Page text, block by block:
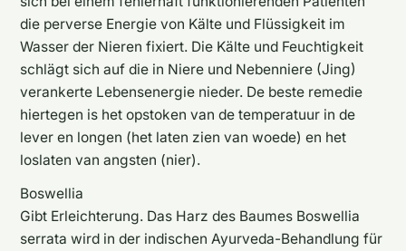
die perverse Energie von Kälte und Flüssigkeit im
Wasser der Nieren fixiert. Die Kälte und Feuchtigkeit
schlägt sich auf die in Niere und Nebenniere (Jing)
verankerte Lebensenergie nieder. De beste remedie
hiertegen is het opstoken van de temperatuur in de
lever en longen (het laten zien van woede) en het
loslaten van angsten (nier).
Boswellia
Gibt Erleichterung. Das Harz des Baumes Boswellia
serrata wird in der indischen Ayurveda-Behandlung für